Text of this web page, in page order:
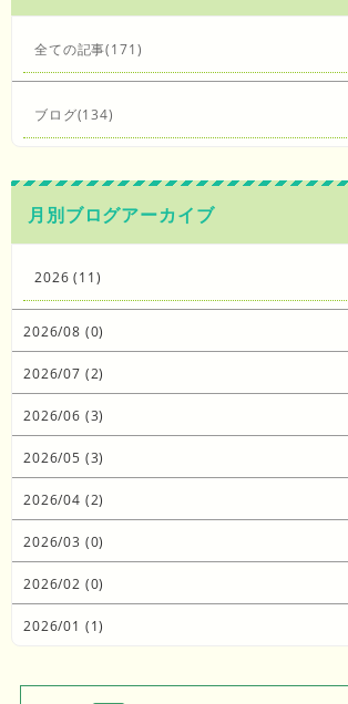
全ての記事(171)
ブログ(134)
月別ブログアーカイブ
2026 (11)
2026/08 (0)
2026/07 (2)
2026/06 (3)
2026/05 (3)
2026/04 (2)
2026/03 (0)
2026/02 (0)
2026/01 (1)